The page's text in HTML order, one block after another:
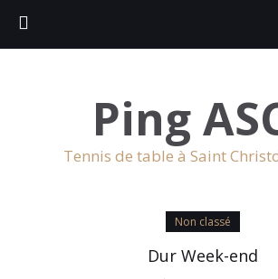
Ping
Tennis de table à Saint
Non classé
Dur Week-end